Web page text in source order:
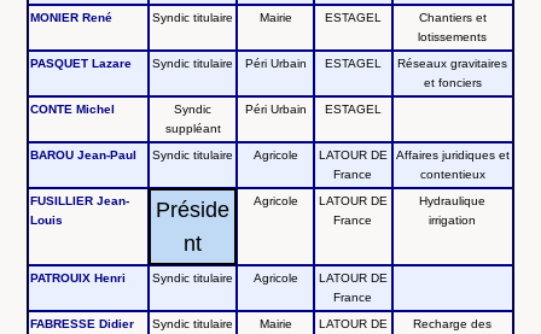
Missions
Questions
frequentes
officiels
Fonctionnement
MONIER René
Syndic titulaire Mairie ESTAGEL
Chantiers et
lotissements
PASQUET Lazare
Syndic titulaire Péri Urbain ESTAGEL
Réseaux gravitaires
et fonciers
CONTE Michel
Syndic
suppléant
Péri Urbain ESTAGEL
BAROU Jean-Paul Syndic titulaire Agricole
LATOUR DE
France
Affaires juridiques et
contentieux
FUSILLIER Jean-
Louis
Préside
nt
Agricole
LATOUR DE
France
Hydraulique
irrigation
PATROUIX Henri Syndic titulaire Agricole
LATOUR DE
France
FABRESSE Didier
Syndic titulaire Mairie
LATOUR DE
Recharge des